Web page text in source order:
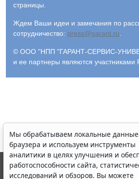
страницы.
Ждем Ваши идеи и замечания по
сотрудничество: press@garant.ru
© ООО "НПП "ГАРАНТ-СЕРВИС-
и ее партнеры являются
Мы обрабатываем локальные данные
браузера и используем инструменты
аналитики в целях улучшения и
работоспособности сайта,
исследований и обзоров. Вы можете
© ООО "НПП "ГАРАНТ-СЕРВИС", 2026.